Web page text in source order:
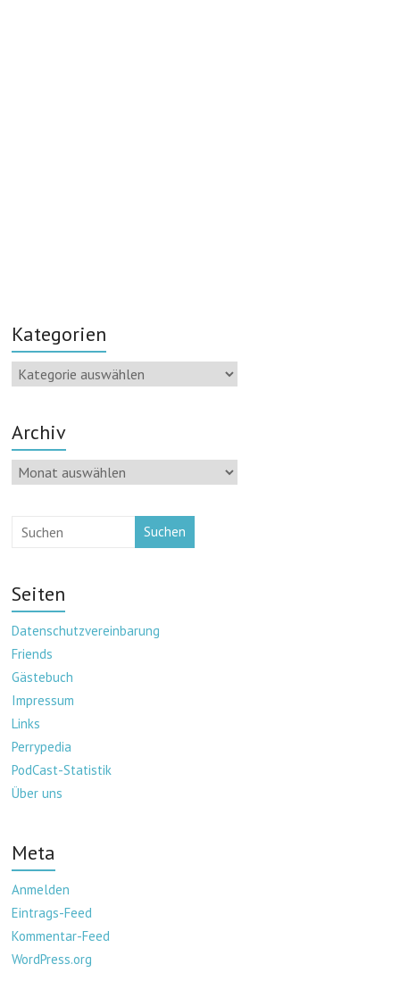
Kategorien
Kategorien
Archiv
Archiv
Suchen
Seiten
Datenschutzvereinbarung
Friends
Gästebuch
Impressum
Links
Perrypedia
PodCast-Statistik
Über uns
Meta
Anmelden
Eintrags-Feed
Kommentar-Feed
WordPress.org